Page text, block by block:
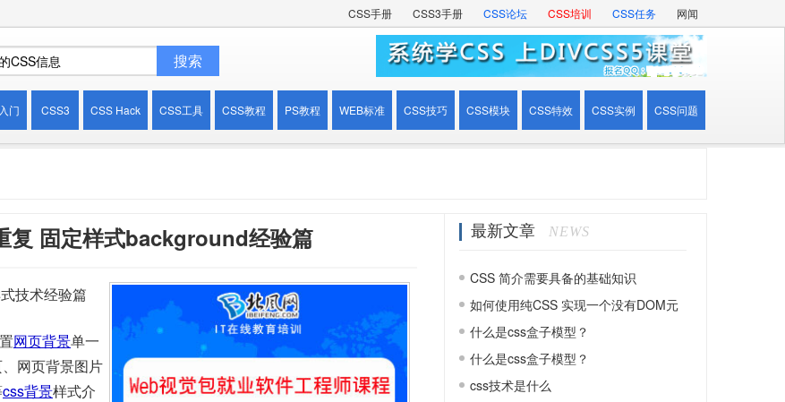
CSS手册 CSS3手册 CSS论坛 CSS培训 CSS任务 网闻
门 CSS3 CSS Hack CSS工具 CSS教程 PS教程 WEB标准 CSS技巧 CSS模块 CSS特效 CSS实例 CSS问题
复 固定样式background经验篇
技术经验篇
网页背景单一
网页背景图片
css背景样式介
最新文章 NEWS
CSS 简介需要具备的基础知识
如何使用纯CSS 实现一个没有DOM元
素的动画效果
什么是css盒子模型？
什么是css盒子模型？
css技术是什么